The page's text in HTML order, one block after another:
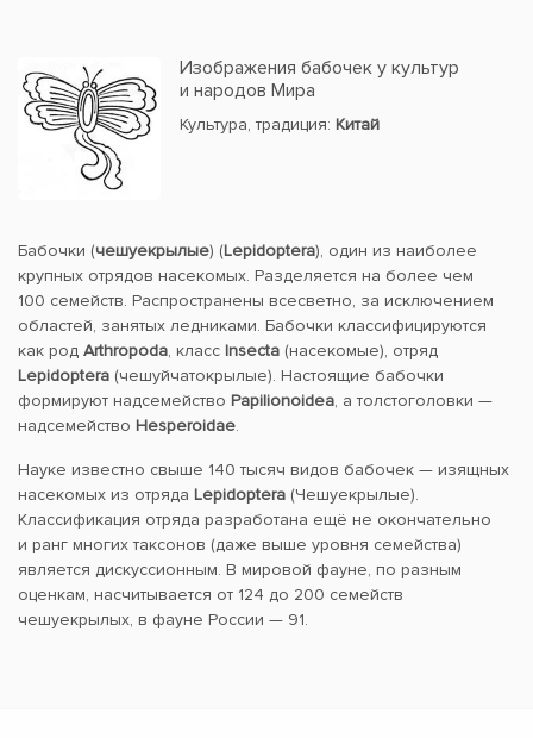
Изображения бабочек у культур
и народов Мира
Культура, традиция: Китай
Бабочки (чешуекрылые) (Lepidoptera), один из наиболее
крупных отрядов насекомых. Разделяется на более чем
100 семейств. Распространены всесветно, за исключением
областей, занятых ледниками. Бабочки классифицируются
как род Arthropoda, класс Insecta (насекомые), отряд
Lepidoptera (чешуйчатокрылые). Настоящие бабочки
формируют надсемейство Papilionoidea, а толстоголовки —
надсемейство Hesperoidae.
Науке известно свыше 140 тысяч видов бабочек — изящных
насекомых из отряда Lepidoptera (Чешуекрылые).
Классификация отряда разработана ещё не окончательно
и ранг многих таксонов (даже выше уровня семейства)
является дискуссионным. В мировой фауне, по разным
оценкам, насчитывается от 124 до 200 семейств
чешуекрылых, в фауне России — 91.